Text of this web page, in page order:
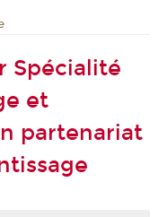
Spécialité
et
partenariat